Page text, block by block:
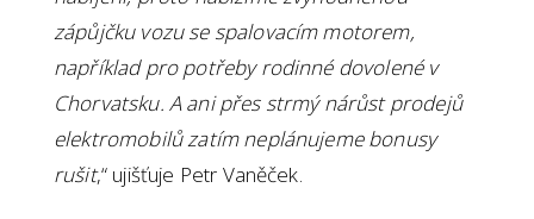
zápůjčku vozu se spalovacím motorem,
například pro potřeby rodinné dovolené v
Chorvatsku. A ani přes strmý nárůst prodejů
elektromobilů zatím neplánujeme bonusy
rušit,“ ujišťuje Petr Vaněček.